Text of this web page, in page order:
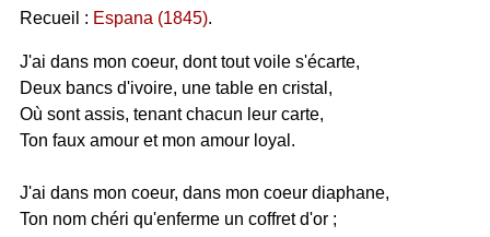
Recueil : Espana (1845).
J'ai dans mon coeur, dont tout voile s'écarte,
Deux bancs d'ivoire, une table en cristal,
Où sont assis, tenant chacun leur carte,
Ton faux amour et mon amour loyal.
J'ai dans mon coeur, dans mon coeur diaphane,
Ton nom chéri qu'enferme un coffret d'or ;